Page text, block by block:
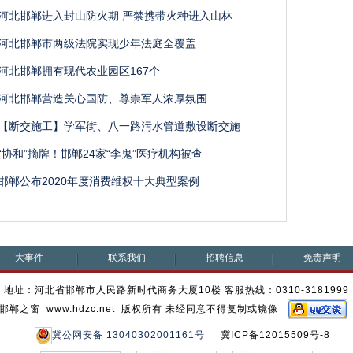
北邯郸进入封山防火期 严禁携带火种进入山林
北邯郸市两级法院实现少年法庭全覆盖
北邯郸拥有现代农业园区167个
北邯郸营造关心国防、尊崇军人浓厚氛围
断交施工】学军街、八一路污水管道敷设断交施
协和”摘牌！邯郸24家“李鬼”医疗机构被查
郸公布2020年度消费维权十大典型案例
大事件 联系我们 招聘信息 免责声明
地址：河北省邯郸市人民路新时代商务大厦10楼 客服热线：0310-3181999
邯郸之窗 www.hdzc.net 版权所有 未经同意不得复制或镜像
冀公网安备 13040302001161号 冀ICP备12015509号-8